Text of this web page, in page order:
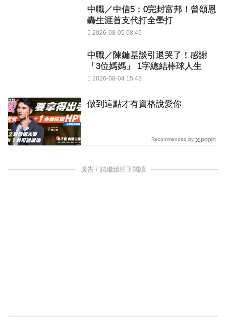
中職／中信5：0完封富邦！曾頌恩
轟生涯首支代打全壘打
2026-08-05 08:45
中職／陳鏞基談引退哭了！感謝
「3位媽媽」 1字總結棒球人生
2026-08-04 15:43
做到這點才有資格說愛你
PR
Recommended by
廣告 / 請繼續往下閱讀